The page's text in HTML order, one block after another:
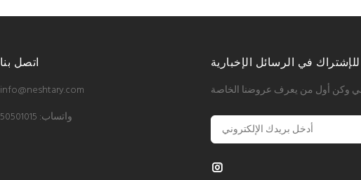
اتصل بنا
info@neshtary.com
واتساب: 50501015
للإشتراك في الرسائل الإخبارية
وكن أول من يعرف عروضنا الخاصة